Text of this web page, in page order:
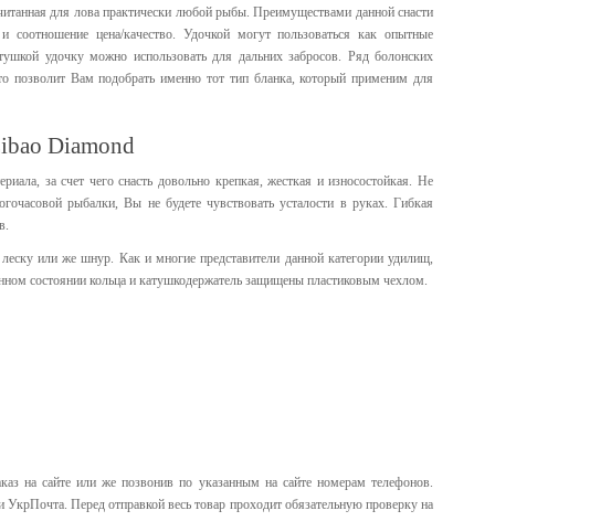
для лова практически любой рыбы. Преимуществами данной снасти
цена/качество. Удочкой могут пользоваться как опытные
удочку можно использовать для дальних забросов. Ряд болонских
Вам подобрать именно тот тип бланка, который применим для
Diamond
за счет чего снасть довольно крепкая, жесткая и износостойкая. Не
рыбалки, Вы не будете чувствовать усталости в руках. Гибкая
или же шнур. Как и многие представители данной категории удилищ,
состоянии кольца и катушкодержатель защищены пластиковым чехлом.
на сайте или же позвонив по указанным на сайте номерам телефонов.
Перед отправкой весь товар проходит обязательную проверку на